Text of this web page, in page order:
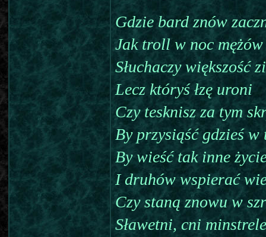
Gdzie bard znów
Jak troll w noc mężów
Słuchaczy większość
Lecz któryś łzę uroni
Czy tesknisz za tym
By przysiąść gdzieś
By wieść tak inne
I druhów wspierać
Czy staną znowu w
Sławetni, cni minstrele